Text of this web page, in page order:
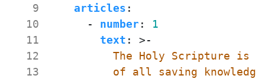
   9
  10
  11
  12
  13
articles :
- number:
1
text : >-